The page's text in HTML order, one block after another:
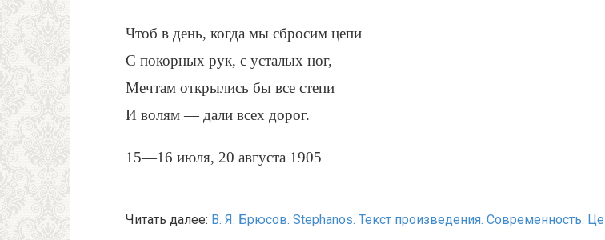
Чтоб в день, когда мы сбросим цепи
С покорных рук, с усталых ног,
Мечтам открылись бы все степи
И волям — дали всех дорог.
15—16 июля, 20 августа 1905
Читать далее: В. Я. Брюсов. Stephanos. Текст произведения. Современность.